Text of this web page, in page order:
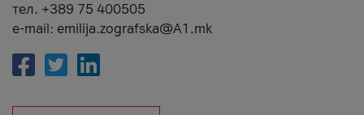
тел. +389 75 400505
e-mail: emilija.zografska@A1.mk